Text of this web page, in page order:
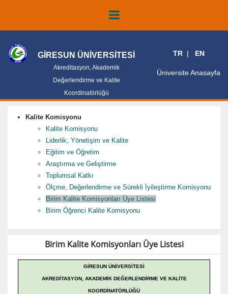
GİRESUN ÜNİVERSİTESİ
Akreditasyon, Akademik
Değerlendirme ve Kalite
Koordinatörlüğü
TR EN
Üniversite Anasayfa
Kalite Komisyonu
Kalite Komisyonu
Liderlik, Yönetişim ve Kalite
Eğitim ve Öğretim
Araştırma ve Geliştirme
Toplumsal Katkı
Ölçme, Değerlendirme ve Sürekli İyileştirme Komisyonu
Birim Kalite Komisyonları Üye Listesi
Birim Öğrenci Kalite Komisyonu
Birim Kalite Komisyonları Üye Listesi
GİRESUN ÜNİVERSİTESİ
AKREDİTASYON, AKADEMİK DEĞERLENDİRME VE KALİTE
KOORDİNATÖRLÜĞÜ